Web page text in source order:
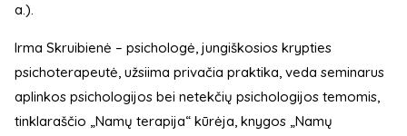
a.).
Irma Skruibienė – psichologė, jungiškosios krypties
psichoterapeutė, užsiima privačia praktika, veda seminarus
aplinkos psichologijos bei netekčių psichologijos temomis,
tinklaraščio „Namų terapija“ kūrėja, knygos „Namų